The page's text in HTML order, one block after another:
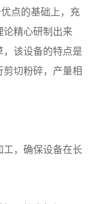
点的基础上，充
精心研制出来
该设备的特点是
切粉碎，产量相
，确保设备在长